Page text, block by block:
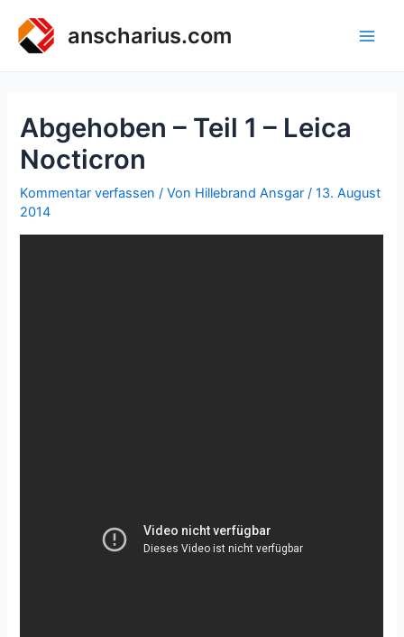
Inhalt
springen
anscharius.com
Abgehoben – Teil 1 – Leica
Nocticron
Kommentar verfassen / Von Hillebrand Ansgar /13. August
2014